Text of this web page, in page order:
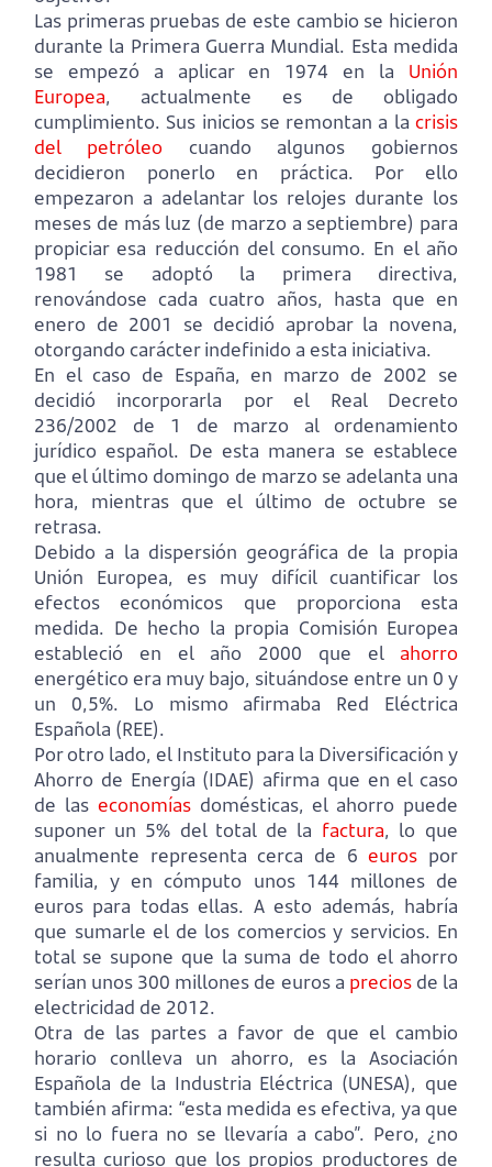
Las primeras pruebas de este cambio se hicieron
durante la Primera Guerra Mundial. Esta medida
se empezó a aplicar en 1974 en la Unión
Europea, actualmente es de obligado
cumplimiento. Sus inicios se remontan a la crisis
del petróleocuando algunos gobiernos
decidieron ponerlo en práctica. Por ello
empezaron a adelantar los relojes durante los
meses de más luz (de marzo a septiembre) para
propiciar esa reducción del consumo. En el año
1981 se adoptó la primera directiva,
renovándose cada cuatro años, hasta que en
enero de 2001 se decidió aprobar la novena,
otorgando carácter indefinido a esta iniciativa.
En el caso de España, en marzo de 2002 se
decidió incorporarla por el Real Decreto
236/2002 de 1 de marzo al ordenamiento
jurídico español. De esta manera se establece
que el último domingo de marzo se adelanta una
hora, mientras que el último de octubre se
retrasa.
Debido a la dispersión geográfica de la propia
Unión Europea, es muy difícil cuantificar los
efectos económicos que proporciona esta
medida. De hecho la propia Comisión Europea
estableció en el año 2000 que el ahorro
energético era muy bajo, situándose entre un 0 y
un 0,5%. Lo mismo afirmaba Red Eléctrica
Española (REE).
Por otro lado, el Instituto para la Diversificación y
Ahorro de Energía (IDAE) afirma que en el caso
de las economíasdomésticas, el ahorro puede
suponer un 5% del total de la factura, lo que
anualmente representa cerca de 6euros por
familia, y en cómputo unos 144 millones de
euros para todas ellas. A esto además, habría
que sumarle el de los comercios y servicios. En
total se supone que la suma de todo el ahorro
serían unos 300 millones de euros a preciosde la
electricidad de 2012.
Otra de las partes a favor de que el cambio
horario conlleva un ahorro, es la Asociación
Española de la Industria Eléctrica (UNESA), que
también afirma: “esta medida es efectiva, ya que
si no lo fuera no se llevaría a cabo”. Pero, ¿no
resulta curioso que los propios productores de